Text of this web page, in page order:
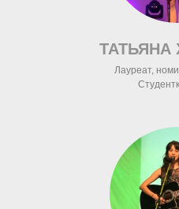
ТАТЬЯНА
Лауреат,